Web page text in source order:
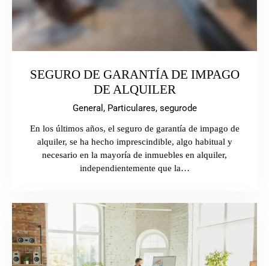
SEGURO DE GARANTÍA DE IMPAGO
DE ALQUILER
General, Particulares, segurode
En los últimos años, el seguro de garantía de impago de
alquiler, se ha hecho imprescindible, algo habitual y
necesario en la mayoría de inmuebles en alquiler,
independientemente que la…